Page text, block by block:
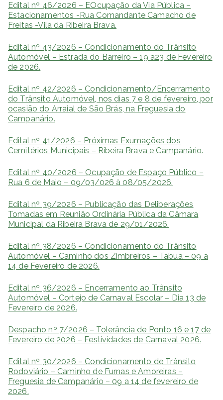
Edital nº 46/2026 – EOcupação da Via Pública –
Estacionamentos -Rua Comandante Camacho de
Freitas -Vila da Ribeira Brava.
Edital nº 43/2026 – Condicionamento do Trânsito
Automóvel – Estrada do Barreiro – 19 a23 de Fevereiro
de 2026.
Edital nº 42/2026 – Condicionamento/Encerramento
do Trânsito Automóvel, nos dias 7 e 8 de fevereiro, por
ocasião do Arraial de São Brás, na Freguesia do
Campanário.
Edital nº 41/2026 – Próximas Exumações dos
Cemitérios Municipais – Ribeira Brava e Campanário.
Edital nº 40/2026 – Ocupação de Espaço Público –
Rua 6 de Maio – 09/03/026 à 08/05/2026.
Edital nº 39/2026 – Publicação das Deliberações
Tomadas em Reunião Ordinária Pública da Câmara
Municipal da Ribeira Brava de 29/01/2026.
Edital nº 38/2026 – Condicionamento do Trânsito
Automóvel – Caminho dos Zimbreiros – Tabua – 09 a
14 de Fevereiro de 2026.
Edital nº 36/2026 – Encerramento ao Trânsito
Automóvel – Cortejo de Carnaval Escolar – Dia 13 de
Fevereiro de 2026.
Despacho nº 7/2026 – Tolerância de Ponto 16 e 17 de
Fevereiro de 2026 – Festividades de Carnaval 2026.
Edital nº 30/2026 – Condicionamento de Trânsito
Rodoviário – Caminho de Furnas e Amoreiras –
Freguesia de Campanário – 09 a 14 de fevereiro de
2026.